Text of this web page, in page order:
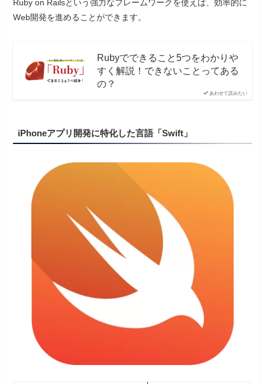
Ruby on Railsという強力なフレームワークを使えば、効率的に
Web開発を進めることができます。
あわせて読みたい
Rubyでできること5つをわかりや
すく解説！できないことってある
の？
iPhoneアプリ開発に特化した言語「Swift」